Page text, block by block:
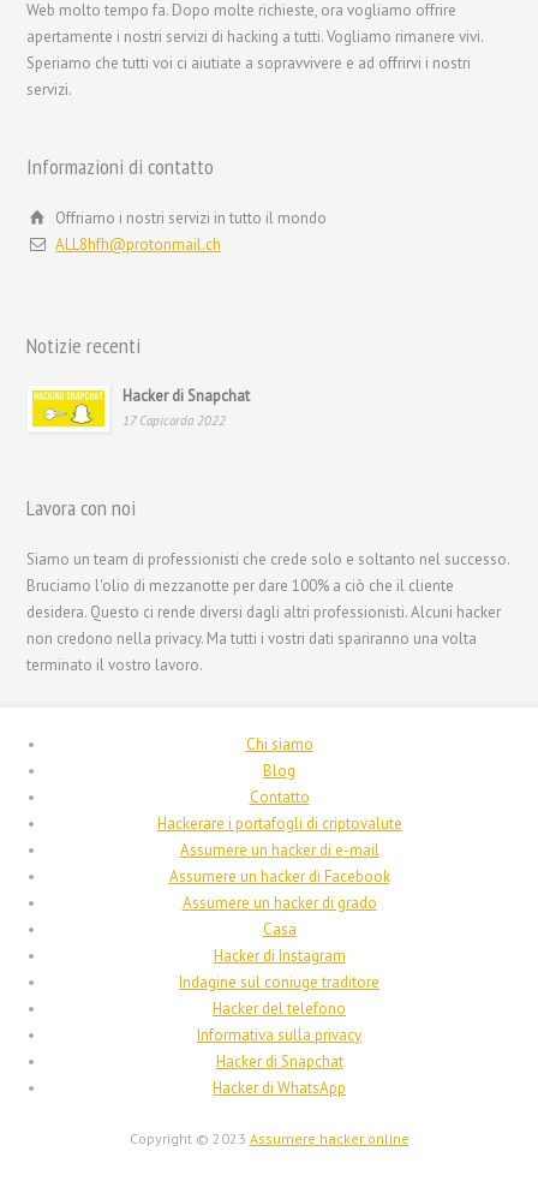
Web molto tempo fa. Dopo molte richieste, ora vogliamo offrire
apertamente i nostri servizi di hacking a tutti. Vogliamo rimanere vivi.
Speriamo che tutti voi ci aiutiate a sopravvivere e ad offrirvi i nostri
servizi.
Informazioni di contatto
Offriamo i nostri servizi in tutto il mondo
ALL8hfh@protonmail.ch
Notizie recenti
Hacker di Snapchat
17 Capicorda 2022
Lavora con noi
Siamo un team di professionisti che crede solo e soltanto nel successo.
Bruciamo l'olio di mezzanotte per dare 100% a ciò che il cliente
desidera. Questo ci rende diversi dagli altri professionisti. Alcuni hacker
non credono nella privacy. Ma tutti i vostri dati spariranno una volta
terminato il vostro lavoro.
Chi siamo
Blog
Contatto
Hackerare i portafogli di criptovalute
Assumere un hacker di e-mail
Assumere un hacker di Facebook
Assumere un hacker di grado
Casa
Hacker di Instagram
Indagine sul coniuge traditore
Hacker del telefono
Informativa sulla privacy
Hacker di Snapchat
Hacker di WhatsApp
Copyright © 2023 Assumere hacker online
Español
Suomi
Français
Français du Canada
Français de Belgique
עִבְרִית
Hrvatski
Magyar
日本語
한국어
Nederlands (België)
Polski
Português